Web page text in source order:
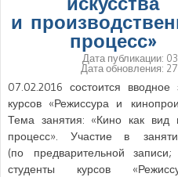
и
процесс»
Дата публикации:
Дата обновления:
07.02.2016 состоится вводное
курсов «Режиссура и
Тема занятия: «Кино как вид
процесс». Участие в
(по предварительной
студенты курсов